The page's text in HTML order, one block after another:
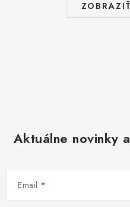
Aktuálne novinky
Email